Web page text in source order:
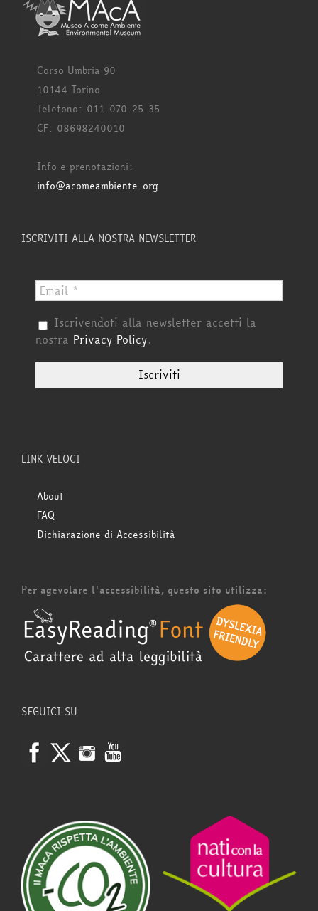
Corso Umbria 90
10144 Torino
Telefono: 011.070.25.35
CF: 08698240010
Info e prenotazioni:
info@acomeambiente.org
ISCRIVITI ALLA NOSTRA NEWSLETTER
Iscrivendoti alla newsletter accetti la
nostra Privacy Policy.
LINK VELOCI
About
FAQ
Dichiarazione di Accessibilità
Per agevolare l'accessibilità, questo sito utilizza:
SEGUICI SU